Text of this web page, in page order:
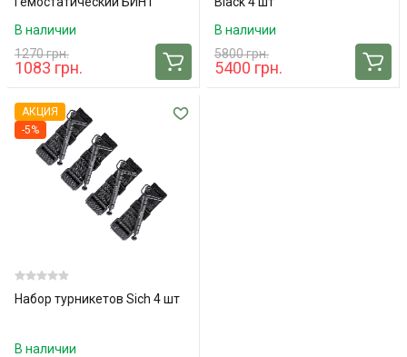
Гемостатик
В наличии
1270 грн.
1083 грн.
В наличии
5800 грн.
5400 грн.
АКЦИЯ
-5%
Набор турникетов Sich 4 шт
В наличии